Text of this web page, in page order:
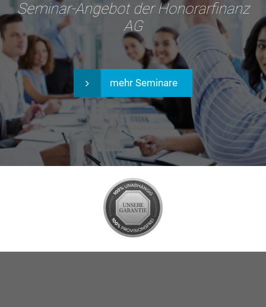
Seminar-Angebot der Honorarfinanz
AG
mehr Seminare